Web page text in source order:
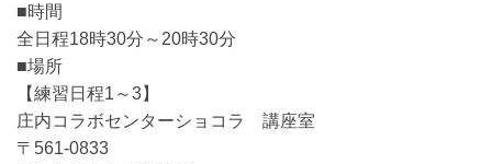
■時間
全日程18時30分～20時30分
■場所
【練習日程1～3】
庄内コラボセンターショコラ 講座室
〒561-0833